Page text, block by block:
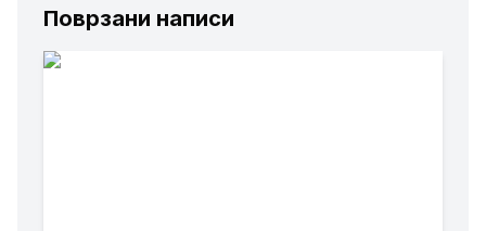
Поврзани написи